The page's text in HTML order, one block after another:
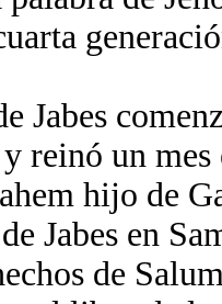
Jabes
reinó un
hijo de
Jabes en
de